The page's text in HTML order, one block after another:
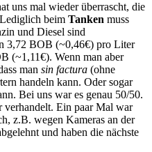
uns mal wieder überrascht, die
beim Tanken muss
und Diesel sind
3,72 BOB (~0,46€) pro Liter
(~1,11€). Wenn man aber
man sin factura (ohne
handeln kann. Oder sogar
Bei uns war es genau 50/50.
verhandelt. Ein paar Mal war
z.B. wegen Kameras an der
und haben die nächste